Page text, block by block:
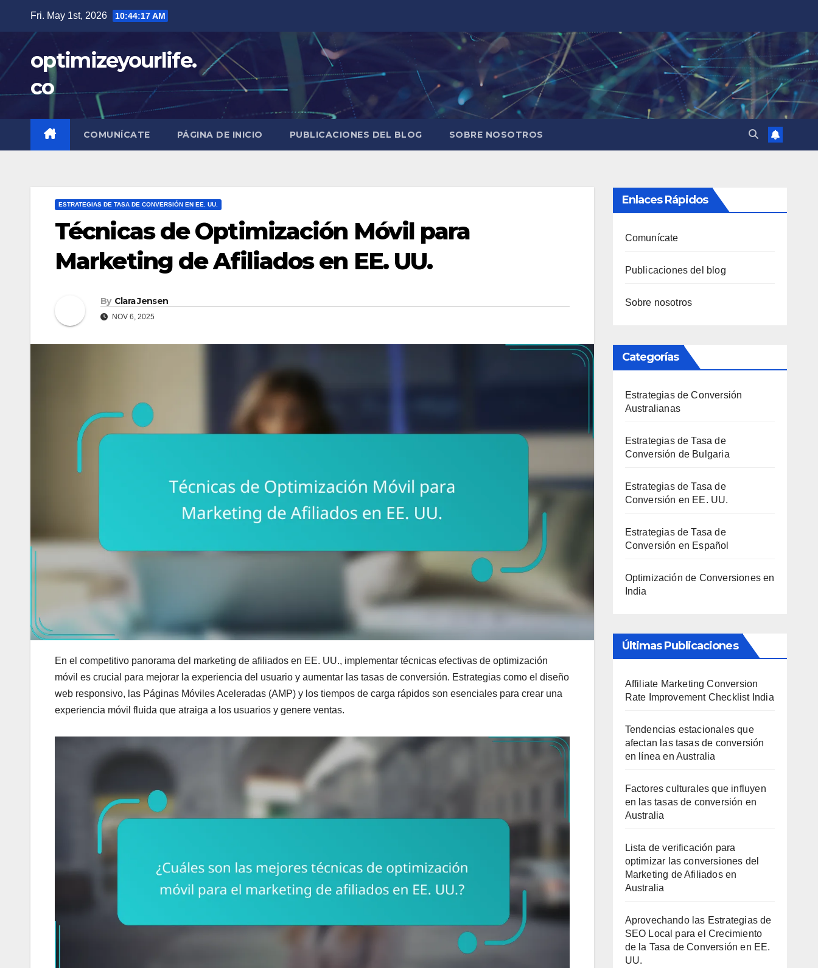
content
Fri. May 1st, 2026 10:44:18 AM
optimizeyourlife.
co
COMUNÍCATE PÁGINA DE INICIO PUBLICACIONES DEL BLOG SOBRE NOSOTROS
ESTRATEGIAS DE TASA DE CONVERSIÓN EN EE. UU.
Técnicas de Optimización Móvil para
Marketing de Afiliados en EE. UU.
By Clara Jensen
NOV 6, 2025
En el competitivo panorama del marketing de afiliados en EE. UU., implementar técnicas efectivas de optimización
móvil es crucial para mejorar la experiencia del usuario y aumentar las tasas de conversión. Estrategias como el diseño
web responsivo, las Páginas Móviles Aceleradas (AMP) y los tiempos de carga rápidos son esenciales para crear una
experiencia móvil fluida que atraiga a los usuarios y genere ventas.
Enlaces Rápidos
Comunícate
Publicaciones del blog
Sobre nosotros
Categorías
Estrategias de Conversión
Australianas
Estrategias de Tasa de
Conversión de Bulgaria
Estrategias de Tasa de
Conversión en EE. UU.
Estrategias de Tasa de
Conversión en Español
Optimización de Conversiones en
India
Últimas Publicaciones
Affiliate Marketing Conversion
Rate Improvement Checklist India
Tendencias estacionales que
afectan las tasas de conversión
en línea en Australia
Factores culturales que influyen
en las tasas de conversión en
Australia
Lista de verificación para
optimizar las conversiones del
Marketing de Afiliados en
Australia
Aprovechando las Estrategias de
SEO Local para el Crecimiento
de la Tasa de Conversión en EE.
UU.